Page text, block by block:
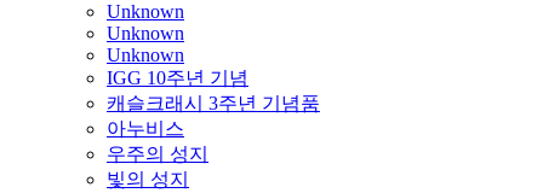
Unknown
Unknown
Unknown
IGG 10주년 기념
캐슬크래시 3주년 기념품
아누비스
우주의 성지
빛의 성지